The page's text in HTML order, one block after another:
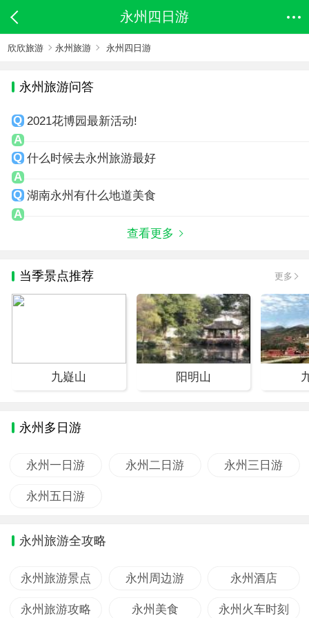
永州四日游
欣欣旅游 永州旅游 永州四日游
永州旅游问答
2021花博园最新活动!
什么时候去永州旅游最好
湖南永州有什么地道美食
查看更多
当季景点推荐 更多
九嶷山 阳明山
永州多日游
永州一日游 永州二日游 永州三日游
永州五日游
永州旅游全攻略
永州旅游景点 永州周边游 永州酒店
永州旅游攻略 永州美食 永州火车时刻